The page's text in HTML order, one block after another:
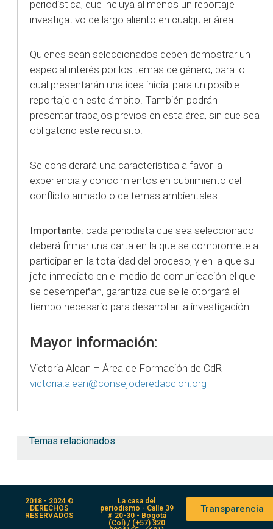
periodística, que incluya al menos un reportaje
investigativo de largo aliento en cualquier área.
Quienes sean seleccionados deben demostrar un
especial interés por los temas de género, para lo
cual presentarán una idea inicial para un posible
reportaje en este ámbito. También podrán
presentar trabajos previos en esta área, sin que sea
obligatorio este requisito.
Se considerará una característica a favor la
experiencia y conocimientos en cubrimiento del
conflicto armado o de temas ambientales.
Importante: cada periodista que sea seleccionado
deberá firmar una carta en la que se compromete a
participar en la totalidad del proceso, y en la que su
jefe inmediato en el medio de comunicación el que
se desempeñan, garantiza que se le otorgará el
tiempo necesario para desarrollar la investigación.
Mayor información:
Victoria Alean – Área de Formación de CdR
victoria.alean@consejoderedaccion.org
Temas relacionados
2018 - 2024 ©
DERECHOS
RESERVADOS
La casa del
periodismo - Calle 39
# 20-30 - Bogotá
(Col) / (+57) 320
Transparencia